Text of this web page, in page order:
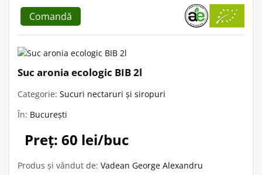
Comandă
Suc aronia ecologic BIB 2l
Categorie: Sucuri nectaruri și siropuri
În: București
Preț: 60 lei/buc
Produs și vândut de: Vadean George Alexandru